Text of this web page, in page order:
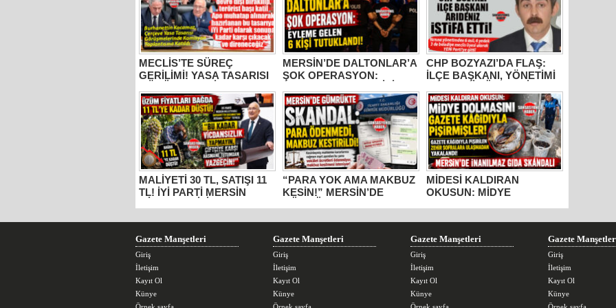
MECLİS’TE SÜREÇ
GERİLİMİ! YASA TASARISI
GÖRÜŞMELERİNE
KATILAN İYİ PARTİ MERSİN
MİLLETVEKİLİ
BURHANETTİN KOCAMAZ:
“ŞEHİT AİLELERİ DEVRE
DIŞI, KATİL APO
MUHATAP!”
MERSİN’DE DALTONLAR’A
ŞOK OPERASYON:
EYLEME GELEN 6 KİŞİ
TUTUKLANDI!
CHP BOZYAZI’DA FLAŞ:
İLÇE BAŞKANI, YÖNETİMİ
VE MECLİS ÜYELERİ
PARTİDEN AYRILDI, YENİ
PARTİ’YE GİTTİ!
MALİYETİ 30 TL, SATIŞI 11
TL! İYİ PARTİ MERSİN
MİLLETVEKİLİ
BURHANETTİN
KOCAMAZ’DAN İKTİDARA
KADAR VİCDANSIZLIK
YAPMAYIN!”
“PARA YOK AMA MAKBUZ
KESİN!” MERSİN’DE
GÜMRÜKTE SKANDAL
YAZIŞMALAR!
MİDESİ KALDIRAN
OKUSUN: MİDYE
KÂĞIDIYLA PİŞİRMİŞLER!
MERSİN’DE İNANILMAZ
Gazete Manşetleri
Giriş
İletişim
Kayıt Ol
Künye
Gazete Manşetleri
Giriş
İletişim
Kayıt Ol
Künye
Gazete Manşetleri
Giriş
İletişim
Kayıt Ol
Künye
Gazete
Giriş
İletişim
Kayıt Ol
Künye